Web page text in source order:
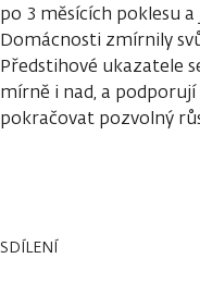
po 3 měsících poklesu
Domácnosti zmírnily
Předstihové ukazatele
mírně i nad, a podporují
pokračovat pozvolný
SDÍLENÍ